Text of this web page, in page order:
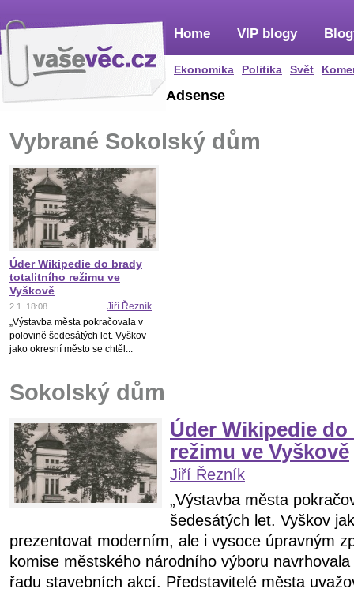
Home
Ekonomika Politika Svět
VIP blogy
Adsense
Vybrané Sokolský dům
Úder Wikipedie do brady
totalitního režimu ve
Vyškově
2.1. 18:08
Jiří Řezník
„Výstavba města pokračovala v
polovině šedesátých let. Vyškov
jako okresní město se chtěl...
Sokolský dům
Úder Wikipedie
režimu ve Vyškově
Jiří Řezník
„Výstavba města
šedesátých let. Vyškov
prezentovat moderním, ale i vysoce úpravným
komise městského národního výboru
řadu stavebních akcí. Představitelé města